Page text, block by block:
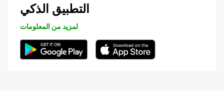
التطبيق الذكي
لمزيد من المعلومات